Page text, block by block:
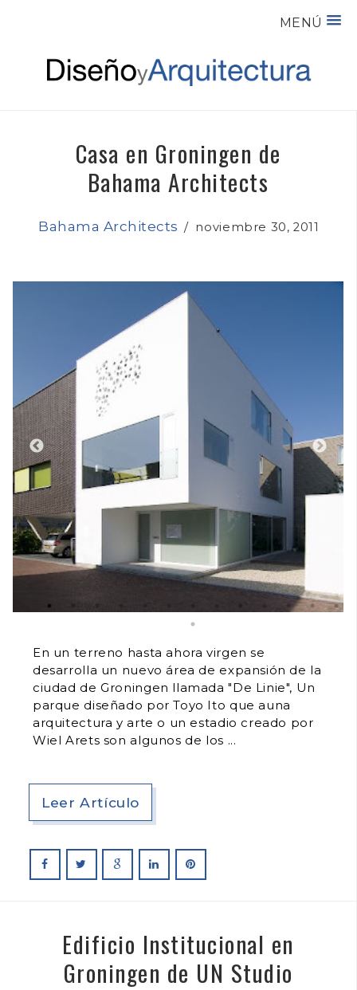
MENÚ
Casa en Groningen de
Bahama Architects
Bahama Architects /noviembre 30, 2011
En un terreno hasta ahora virgen se
desarrolla un nuevo área de expansión de la
ciudad de Groningen llamada "De Linie", Un
parque diseñado por Toyo Ito que auna
arquitectura y arte o un estadio creado por
Wiel Arets son algunos de los
Leer Artículo
Edificio Institucional en
Groningen de UN Studio